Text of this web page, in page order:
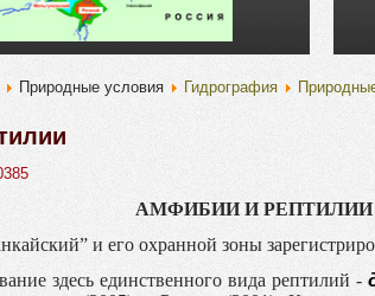
Природные условия Гидрография
АМФИБИИ И РЕПТИЛИИ
и его охранной зоны
здесь единственного вида рептилий -